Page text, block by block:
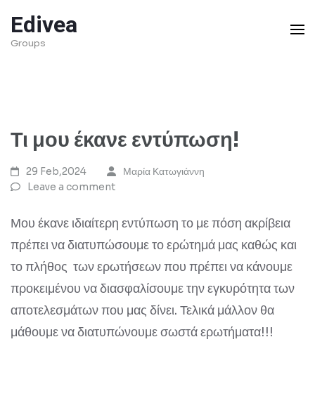
to
content
Edivea
Groups
Τι μου έκανε εντύπωση!
29 Feb,2024
Μαρία Κατωγιάννη
Leave a comment
Μου έκανε ιδιαίτερη εντύπωση το με πόση ακρίβεια
πρέπει να διατυπώσουμε το ερώτημά μας καθώς και
το πλήθος των ερωτήσεων που πρέπει να κάνουμε
προκειμένου να διασφαλίσουμε την εγκυρότητα των
αποτελεσμάτων που μας δίνει. Τελικά μάλλον θα
μάθουμε να διατυπώνουμε σωστά ερωτήματα!!!